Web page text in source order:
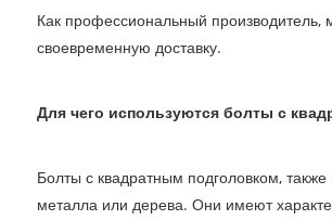
Как профессиональный
своевременную доставку.
Для чего используются болты с
Болты с квадратным подголовком,
металла или дерева. Они имеют